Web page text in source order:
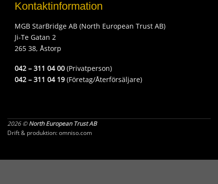
Kontaktinformation
MGB StarBridge AB (North European Trust AB)
Ji-Te Gatan 2
265 38, Åstorp
042 – 311 04 00 (Privatperson)
042 – 311 04 19 (Företag/Återförsäljare)
2026 ©North European Trust AB
Drift & produktion:omniso.com